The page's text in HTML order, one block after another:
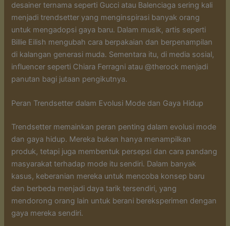
desainer ternama seperti Gucci atau Balenciaga sering kali
menjadi trendsetter yang menginspirasi banyak orang
untuk mengadopsi gaya baru. Dalam musik, artis seperti
Billie Eilish mengubah cara berpakaian dan berpenampilan
di kalangan generasi muda. Sementara itu, di media sosial,
influencer seperti Chiara Ferragni atau @therock menjadi
panutan bagi jutaan pengikutnya.
Peran Trendsetter dalam Evolusi Mode dan Gaya Hidup
Trendsetter memainkan peran penting dalam evolusi mode
dan gaya hidup. Mereka bukan hanya menampilkan
produk, tetapi juga membentuk persepsi dan cara pandang
masyarakat terhadap mode itu sendiri. Dalam banyak
kasus, keberanian mereka untuk mencoba konsep baru
dan berbeda menjadi daya tarik tersendiri, yang
mendorong orang lain untuk berani bereksperimen dengan
gaya mereka sendiri.